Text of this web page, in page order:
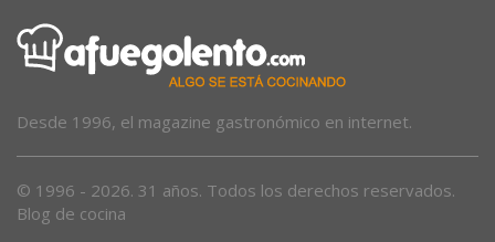
Desde 1996, el magazine gastronómico en internet.
© 1996 - 2026. 31 años. Todos los derechos reservados.
Blog de cocina